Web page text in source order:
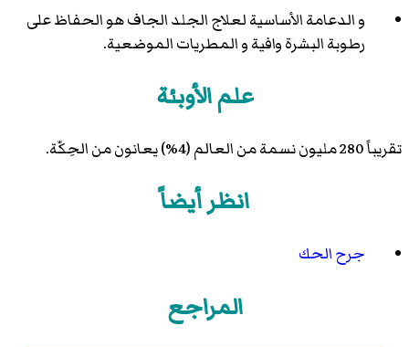
و الدعامة الأساسية لعلاج الجلد الجاف هو الحفاظ على
رطوبة البشرة وافية و المطريات الموضعية.
علم الأوبئة
تقريباً 280 مليون نسمة من العالم (4%) يعانون من الحِكّة.
انظر أيضاً
جرح الحك
المراجع